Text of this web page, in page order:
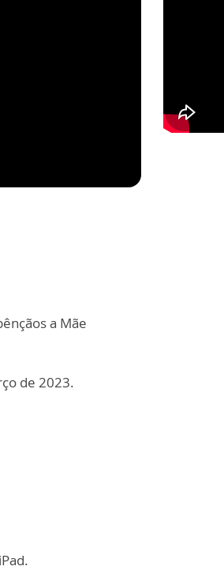
a Mãe
de 2023.